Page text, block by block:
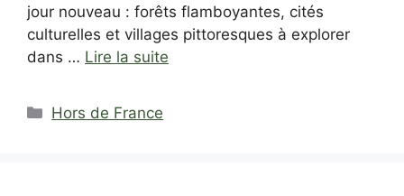
jour nouveau : forêts flamboyantes, cités
culturelles et villages pittoresques à explorer
dans … Lire la suite
Catégories
Hors de France